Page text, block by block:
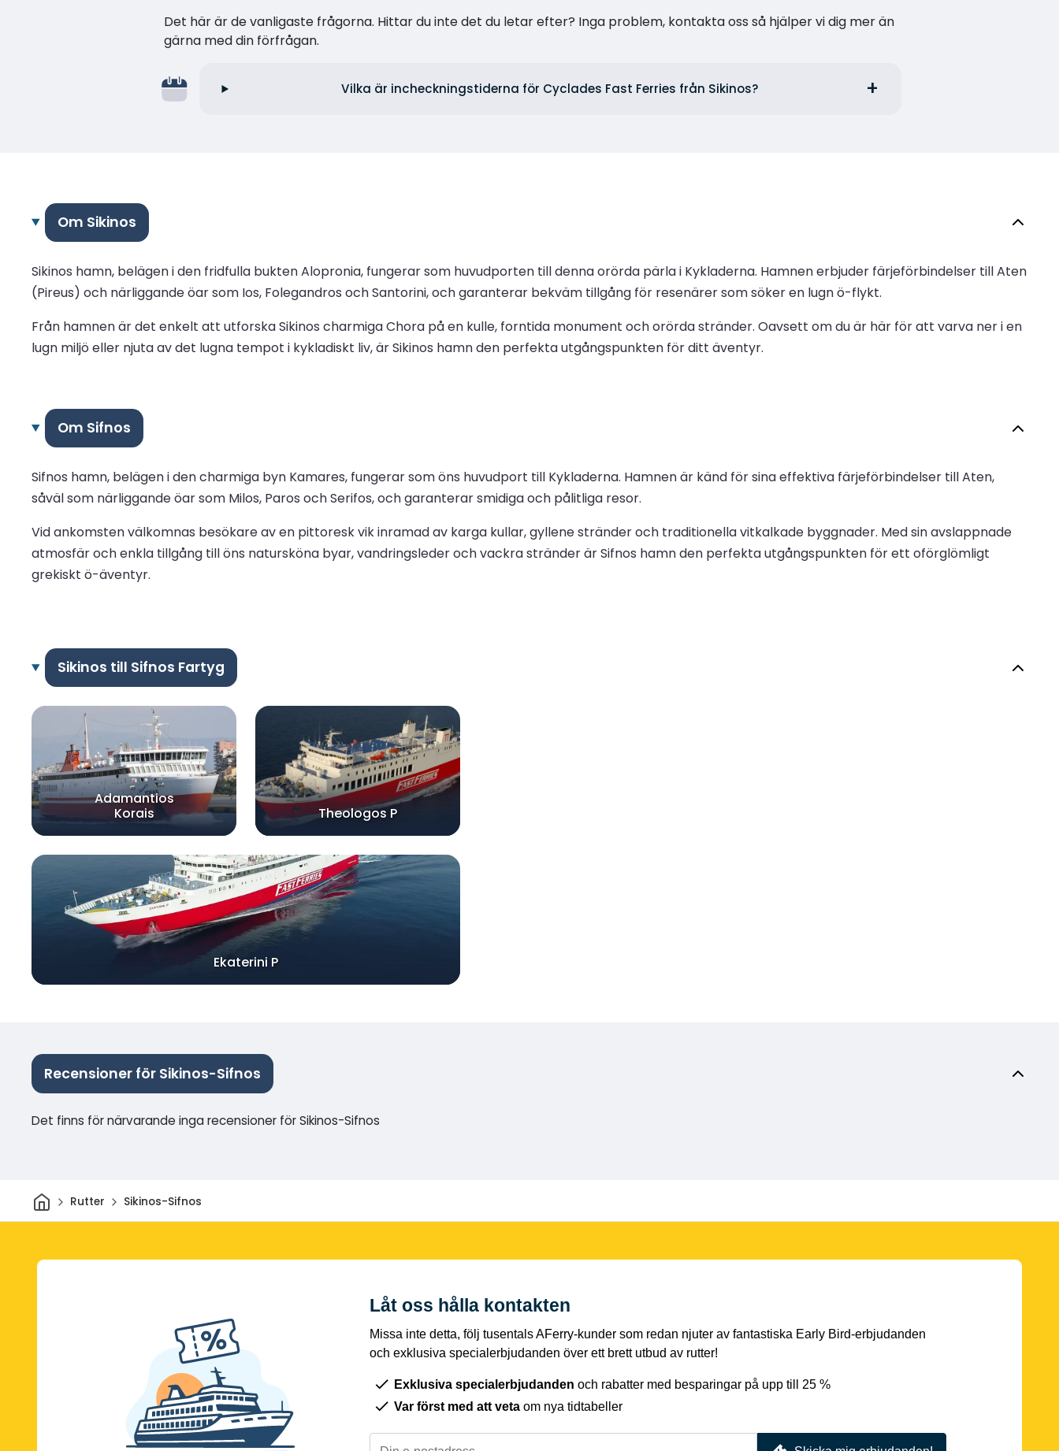
Det här är de vanligaste frågorna. Hittar du inte det du letar efter? Inga problem, kontakta oss så hjälper vi dig mer än
gärna med din förfrågan.
Vilka är incheckningstiderna för Cyclades Fast Ferries från Sikinos?
Om Sikinos
Sikinos hamn, belägen i den fridfulla bukten Alopronia, fungerar som huvudporten till denna orörda pärla i Kykladerna. Hamnen erbjuder färjeförbindelser till Aten
(Pireus) och närliggande öar som Ios, Folegandros och Santorini, och garanterar bekväm tillgång för resenärer som söker en lugn ö-flykt.
Från hamnen är det enkelt att utforska Sikinos charmiga Chora på en kulle, forntida monument och orörda stränder. Oavsett om du är här för att varva ner i en
lugn miljö eller njuta av det lugna tempot i kykladiskt liv, är Sikinos hamn den perfekta utgångspunkten för ditt äventyr.
Om Sifnos
Sifnos hamn, belägen i den charmiga byn Kamares, fungerar som öns huvudport till Kykladerna. Hamnen är känd för sina effektiva färjeförbindelser till Aten,
såväl som närliggande öar som Milos, Paros och Serifos, och garanterar smidiga och pålitliga resor.
Vid ankomsten välkomnas besökare av en pittoresk vik inramad av karga kullar, gyllene stränder och traditionella vitkalkade byggnader. Med sin avslappnade
atmosfär och enkla tillgång till öns natursköna byar, vandringsleder och vackra stränder är Sifnos hamn den perfekta utgångspunkten för ett oförglömligt
grekiskt ö-äventyr.
Sikinos till Sifnos Fartyg
Adamantios
Korais
Theologos P
Ekaterini P
Recensioner för Sikinos-Sifnos
Det finns för närvarande inga recensioner för Sikinos-Sifnos
HemRutter Sikinos-Sifnos
Låt oss hålla kontakten
Missa inte detta, följ tusentals AFerry-kunder som redan njuter av fantastiska Early Bird-erbjudanden
och exklusiva specialerbjudanden över ett brett utbud av rutter!
Exklusiva specialerbjudanden och rabatter med besparingar på upp till 25 %
Var först med att veta om nya tidtabeller